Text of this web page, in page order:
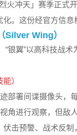
火冲天」赛季正式
。这份经官方信
Silver Wing）
银翼”以高科技战术
）
部署间谍摄像头，
角进行观察，但敌
击预警、战术反制